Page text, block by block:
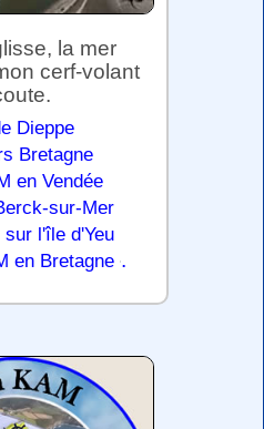
la mer
cerf-volant
Dieppe
Bretagne
en Vendée
sur-Mer
sur l'île d'Yeu
en Bretagne .